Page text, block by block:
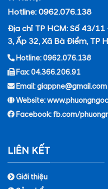
Hotline: 0962.076.138
Địa chỉ TP HCM: Số 43/
3, Ấp 32, Xã Bà Điểm, TP
Hotline: 0962.076.138
Fax: 04.366.206.91
Email: giappne@gmail.com
Website:
Facebook: fb.com/
LIÊN KẾT
Giới thiệu